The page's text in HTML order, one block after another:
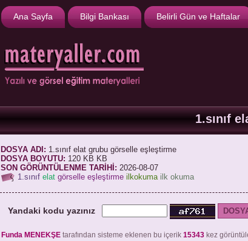
Ana Sayfa Bilgi Bankası Belirli Gün ve Haftalar
1.sınıf
DOSYA ADI: 1.sınıf elat grubu görselle eşleştirme
DOSYA BOYUTU: 120 KB KB
SON GÖRÜNTÜLENME TARİHİ: 2026-08-07
1.sınıf elat görselle eşleştirme ilkokuma ilk okuma
Yandaki kodu yazınız
Funda MENEKŞE tarafından sisteme eklenen bu içerik 15343 kez